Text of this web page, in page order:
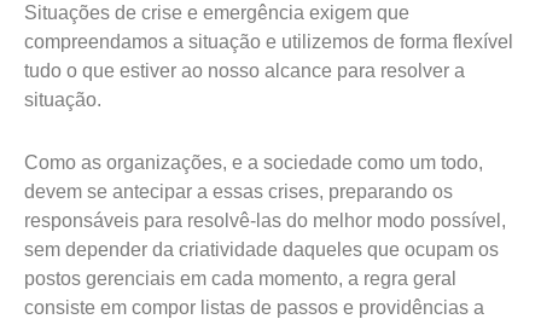
Situações de crise e emergência exigem que
compreendamos a situação e utilizemos de forma flexível
tudo o que estiver ao nosso alcance para resolver a
situação.
Como as organizações, e a sociedade como um todo,
devem se antecipar a essas crises, preparando os
responsáveis para resolvê-las do melhor modo possível,
sem depender da criatividade daqueles que ocupam os
postos gerenciais em cada momento, a regra geral
consiste em compor listas de passos e providências a